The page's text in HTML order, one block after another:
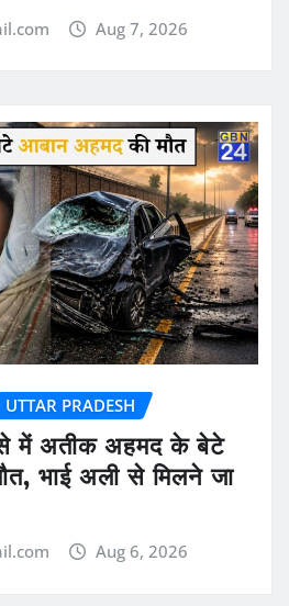
Aug 7, 2026
UTTAR PRADESH
में अतीक अहमद के बेटे
भाई अली से मिलने जा
Aug 6, 2026